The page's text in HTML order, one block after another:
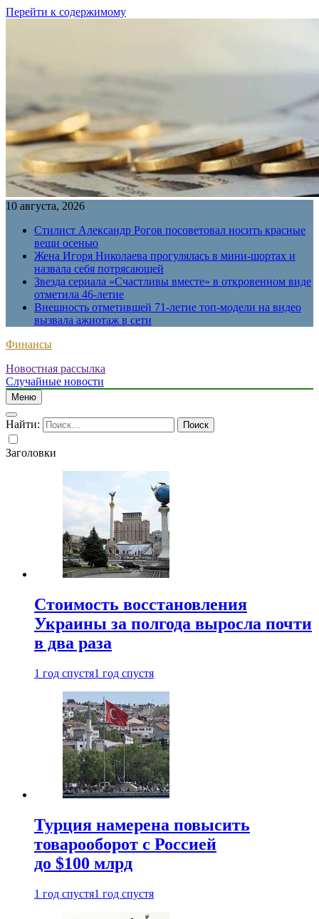
Перейти к содержимому
10 августа, 2026
Стилист Александр Рогов посоветовал носить красные
вещи осенью
Жена Игоря Николаева прогулялась в мини-шортах и
назвала себя потрясающей
Звезда сериала «Счастливы вместе» в откровенном виде
отметила 46-летие
Внешность отметившей 71-летие топ-модели на видео
вызвала ажиотаж в сети
Финансы
Новостная рассылка
Случайные новости
Меню
Найти:
Заголовки
Стоимость восстановления
Украины за полгода выросла почти
в два раза
1 год спустя1 год спустя
Турция намерена повысить
товарооборот с Россией
до $100 млрд
1 год спустя1 год спустя